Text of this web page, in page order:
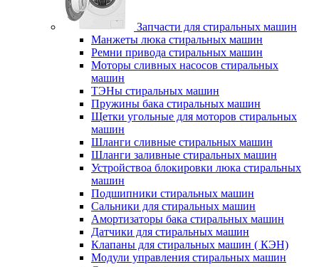
Запчасти для стиральных машин
Манжеты люка стиральных машин
Ремни привода стиральных машин
Моторы сливных насосов стиральных
машин
ТЭНы стиральных машин
Пружины бака стиральных машин
Щетки угольные для моторов стиральных
машин
Шланги сливные стиральных машин
Шланги заливные стиральных машин
Устройствоа блокировки люка стиральных
машин
Подшипники стиральных машин
Сальники для стиральных машин
Амортизаторы бака стиральных машин
Датчики для стиральных машин
Клапаны для стиральных машин ( КЭН)
Модули управления стиральных машин